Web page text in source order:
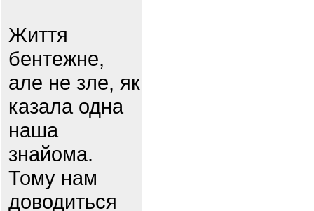
Життя
бентежне,
але не зле, як
казала одна
наша
знайома.
Тому нам
доводиться